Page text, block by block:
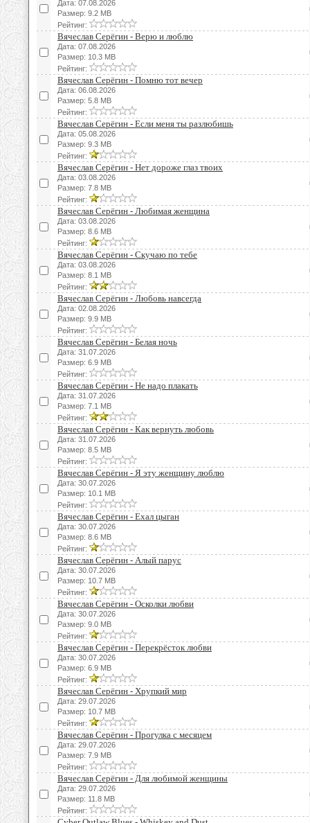
Дата: 07.08.2026
Размер: 9.2 MB
Рейтинг:
Вячеслав Серёгин - Верю и люблю
Дата: 07.08.2026
Размер: 10.3 MB
Рейтинг:
Вячеслав Серёгин - Помню тот вечер
Дата: 06.08.2026
Размер: 5.8 MB
Рейтинг:
Вячеслав Серёгин - Если меня ты разлюбишь
Дата: 05.08.2026
Размер: 9.3 MB
Рейтинг:
Вячеслав Серёгин - Нет дороже глаз твоих
Дата: 03.08.2026
Размер: 7.8 MB
Рейтинг:
Вячеслав Серёгин - Любимая женщина
Дата: 03.08.2026
Размер: 8.6 MB
Рейтинг:
Вячеслав Серёгин - Скучаю по тебе
Дата: 03.08.2026
Размер: 8.1 MB
Рейтинг:
Вячеслав Серёгин - Любовь навсегда
Дата: 02.08.2026
Размер: 9.9 MB
Рейтинг:
Вячеслав Серёгин - Белая ночь
Дата: 31.07.2026
Размер: 6.9 MB
Рейтинг:
Вячеслав Серёгин - Не надо плакать
Дата: 31.07.2026
Размер: 7.1 MB
Рейтинг:
Вячеслав Серёгин - Как вернуть любовь
Дата: 31.07.2026
Размер: 8.5 MB
Рейтинг:
Вячеслав Серёгин - Я эту женщину люблю
Дата: 30.07.2026
Размер: 10.1 MB
Рейтинг:
Вячеслав Серёгин - Ехал цыган
Дата: 30.07.2026
Размер: 8.6 MB
Рейтинг:
Вячеслав Серёгин - Алый парус
Дата: 30.07.2026
Размер: 10.7 MB
Рейтинг:
Вячеслав Серёгин - Осколки любви
Дата: 30.07.2026
Размер: 9.0 MB
Рейтинг:
Вячеслав Серёгин - Перекрёсток любви
Дата: 30.07.2026
Размер: 6.9 MB
Рейтинг:
Вячеслав Серёгин - Хрупкий мир
Дата: 29.07.2026
Размер: 10.7 MB
Рейтинг:
Вячеслав Серёгин - Прогулка с месяцем
Дата: 29.07.2026
Размер: 7.9 MB
Рейтинг:
Вячеслав Серёгин - Для любимой женщины
Дата: 29.07.2026
Размер: 11.8 MB
Рейтинг: